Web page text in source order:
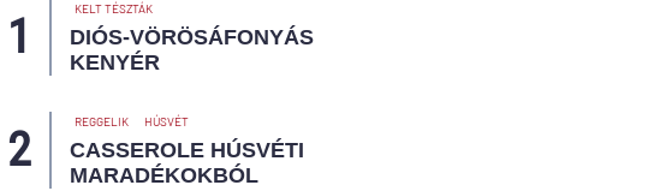
KELT TÉSZTÁK
DIÓS-VÖRÖSÁFONYÁS
KENYÉR
REGGELIK HÚSVÉT
CASSEROLE HÚSVÉTI
MARADÉKOKBÓL